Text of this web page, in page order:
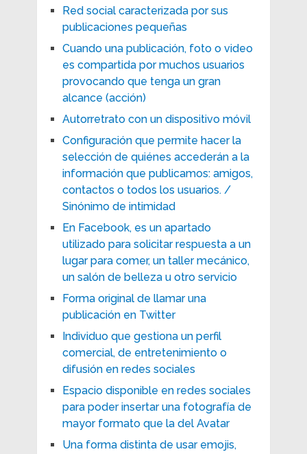
Red social caracterizada por sus
publicaciones pequeñas
Cuando una publicación, foto o video
es compartida por muchos usuarios
provocando que tenga un gran
alcance (acción)
Autorretrato con un dispositivo móvil
Configuración que permite hacer la
selección de quiénes accederán a la
información que publicamos: amigos,
contactos o todos los usuarios. /
Sinónimo de intimidad
En Facebook, es un apartado
utilizado para solicitar respuesta a un
lugar para comer, un taller mecánico,
un salón de belleza u otro servicio
Forma original de llamar una
publicación en Twitter
Individuo que gestiona un perfil
comercial, de entretenimiento o
difusión en redes sociales
Espacio disponible en redes sociales
para poder insertar una fotografía de
mayor formato que la del Avatar
Una forma distinta de usar emojis,